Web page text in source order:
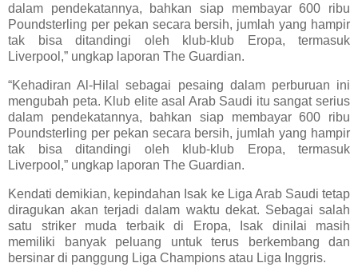
dalam pendekatannya, bahkan siap membayar 600 ribu
Poundsterling per pekan secara bersih, jumlah yang hampir
tak bisa ditandingi oleh klub-klub Eropa, termasuk
Liverpool,” ungkap laporan The Guardian.
“Kehadiran Al-Hilal sebagai pesaing dalam perburuan ini
mengubah peta. Klub elite asal Arab Saudi itu sangat serius
dalam pendekatannya, bahkan siap membayar 600 ribu
Poundsterling per pekan secara bersih, jumlah yang hampir
tak bisa ditandingi oleh klub-klub Eropa, termasuk
Liverpool,” ungkap laporan The Guardian.
Kendati demikian, kepindahan Isak ke Liga Arab Saudi tetap
diragukan akan terjadi dalam waktu dekat. Sebagai salah
satu striker muda terbaik di Eropa, Isak dinilai masih
memiliki banyak peluang untuk terus berkembang dan
bersinar di panggung Liga Champions atau Liga Inggris.